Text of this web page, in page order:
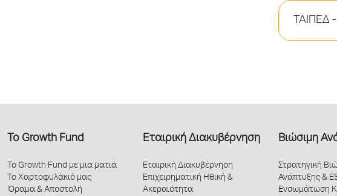
ΤΑΙΠΕΔ
Το Growth Fund
Το Growth Fund με μια ματιά
Το Χαρτοφυλάκιό μας
Όραμα & Αποστολή
Εταιρική Διακυβέρνηση
Εταιρική Διακυβέρνηση
Επιχειρηματική Ηθική &
Ακεραιότητα
Βιώσιμη
Στρατηγική
Ανάπτυξης &
Ενσωμάτωση